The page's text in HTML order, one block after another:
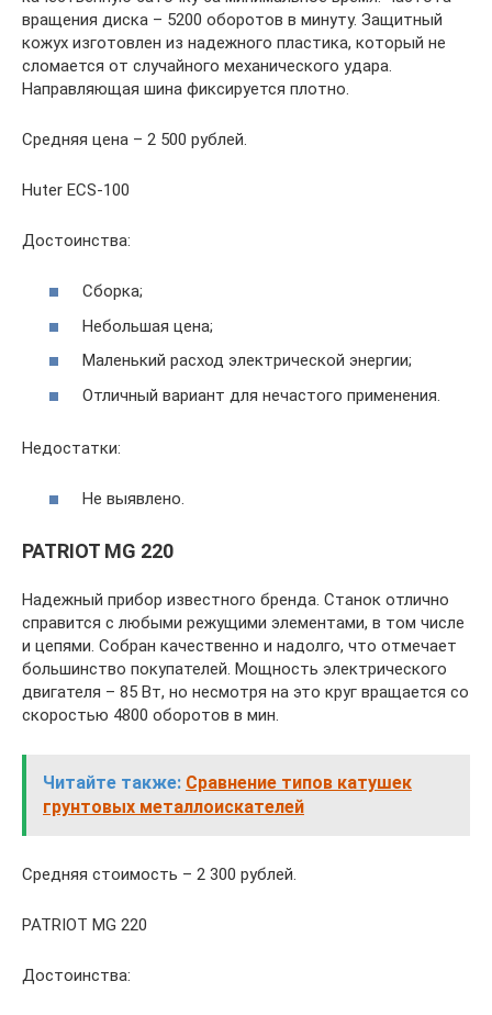
вращения диска – 5200 оборотов в минуту. Защитный
кожух изготовлен из надежного пластика, который не
сломается от случайного механического удара.
Направляющая шина фиксируется плотно.
Средняя цена – 2 500 рублей.
Huter ECS-100
Достоинства:
Сборка;
Небольшая цена;
Маленький расход электрической энергии;
Отличный вариант для нечастого применения.
Недостатки:
Не выявлено.
PATRIOT MG 220
Надежный прибор известного бренда. Станок отлично
справится с любыми режущими элементами, в том числе
и цепями. Собран качественно и надолго, что отмечает
большинство покупателей. Мощность электрического
двигателя – 85 Вт, но несмотря на это круг вращается со
скоростью 4800 оборотов в мин.
Читайте также: Сравнение типов катушек
грунтовых металлоискателей
Средняя стоимость – 2 300 рублей.
PATRIOT MG 220
Достоинства: